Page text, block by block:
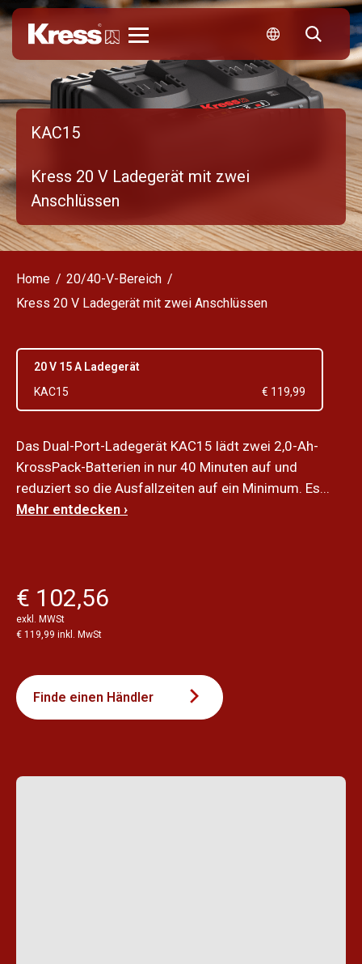
KAC15
Kress 20 V Ladegerät mit zwei
Anschlüssen
Home
20/40-V-Bereich
Kress 20 V Ladegerät mit zwei Anschlüssen
20 V 15 A Ladegerät
KAC15
€ 119,99
Das Dual-Port-Ladegerät KAC15 lädt zwei 2,0-Ah-
KrossPack-Batterien in nur 40 Minuten auf und
reduziert so die Ausfallzeiten auf ein Minimum. Es...
Mehr entdecken ›
€ 102,56
exkl. MWSt
€ 119,99 inkl. MwSt
Finde einen Händler